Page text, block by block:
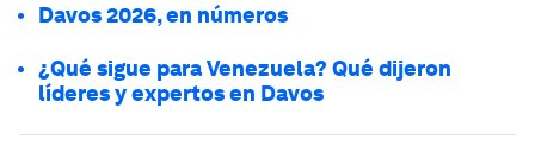
Davos 2026, en números
¿Qué sigue para Venezuela? Qué dijeron
líderes y expertos en Davos